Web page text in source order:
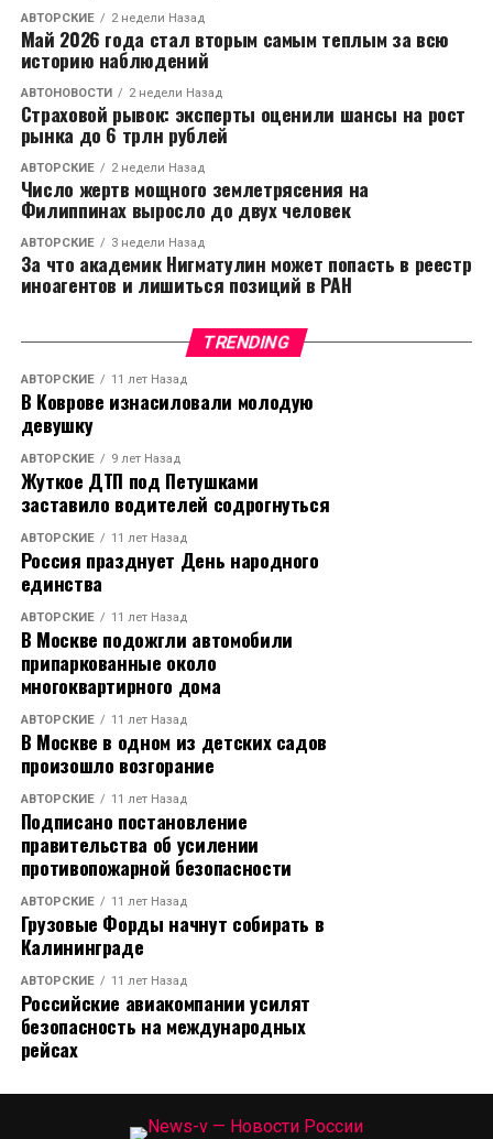
АВТОРСКИЕ 2 недели Назад
Май 2026 года стал вторым самым теплым за всю
историю наблюдений
АВТОНОВОСТИ 2 недели Назад
Страховой рывок: эксперты оценили шансы на рост
рынка до 6 трлн рублей
АВТОРСКИЕ 2 недели Назад
Число жертв мощного землетрясения на
Филиппинах выросло до двух человек
АВТОРСКИЕ 3 недели Назад
За что академик Нигматулин может попасть в реестр
иноагентов и лишиться позиций в РАН
TRENDING
АВТОРСКИЕ 11 лет Назад
В Коврове изнасиловали молодую
девушку
АВТОРСКИЕ 9 лет Назад
Жуткое ДТП под Петушками
заставило водителей содрогнуться
АВТОРСКИЕ 11 лет Назад
Россия празднует День народного
единства
АВТОРСКИЕ 11 лет Назад
В Москве подожгли автомобили
припаркованные около
многоквартирного дома
АВТОРСКИЕ 11 лет Назад
В Москве в одном из детских садов
произошло возгорание
АВТОРСКИЕ 11 лет Назад
Подписано постановление
правительства об усилении
противопожарной безопасности
АВТОРСКИЕ 11 лет Назад
Грузовые Форды начнут собирать в
Калининграде
АВТОРСКИЕ 11 лет Назад
Российские авиакомпании усилят
безопасность на международных
рейсах